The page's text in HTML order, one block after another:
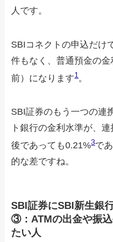
人です。
SBIコネクトの申込だけ
件もなく、普通預金の
前）になります1。
SBI証券のもう一つの連
ト銀行の金利水準が、
後であっても0.21%3で
的な差ですね。
SBI証券にSBI新生銀
③：ATMの出金や振
たい人